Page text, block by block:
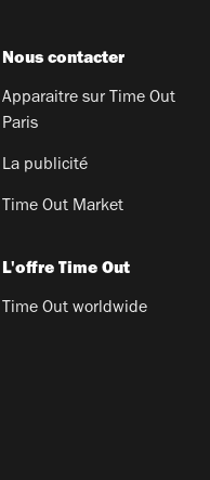
Nous contacter
Apparaitre sur Time Out
Paris
La publicité
Time Out Market
L'offre Time Out
Time Out worldwide